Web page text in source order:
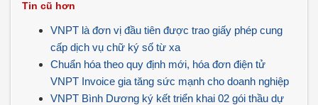
Tin cũ hơn
VNPT là đơn vị đầu tiên được trao giấy phép cung
cấp dịch vụ chữ ký số từ xa
Chuẩn hóa theo quy định mới, hóa đơn điện tử
VNPT Invoice gia tăng sức mạnh cho doanh nghiệp
VNPT Bình Dương ký kết triển khai 02 gói thầu dự